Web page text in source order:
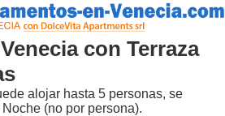
con Terraza
alojar hasta 5 personas, se
(no por persona).